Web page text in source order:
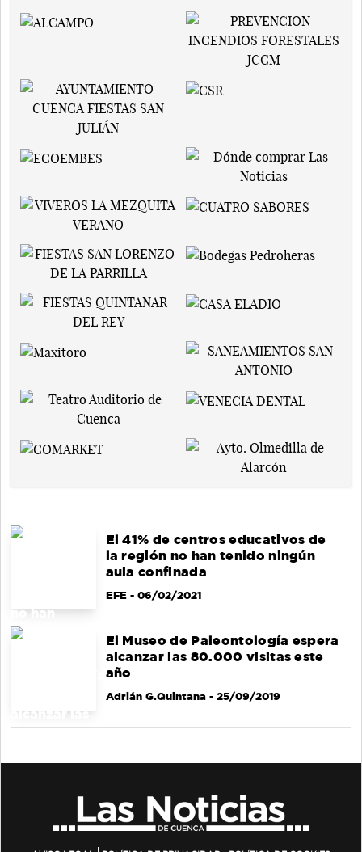
El 41% de centros educativos de
la región no han tenido ningún
aula confinada
EFE- 06/02/2021
El Museo de Paleontología espera
alcanzar las 80.000 visitas este
año
Adrián G.Quintana- 25/09/2019